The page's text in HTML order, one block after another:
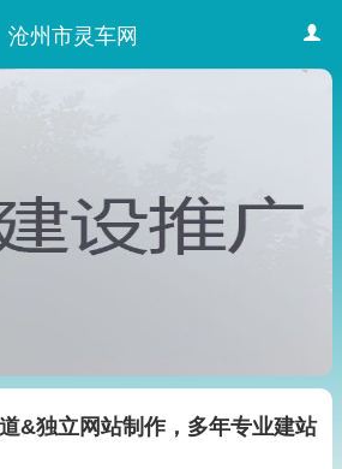
沧州市灵车网
&独立网站制作，多年专业建站